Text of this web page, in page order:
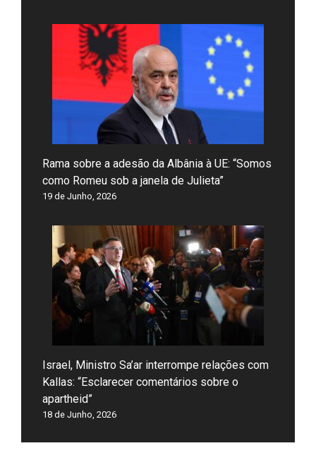
Rama sobre a adesão da Albânia à UE: “Somos
como Romeu sob a janela de Julieta”
19 de Junho, 2026
Israel, Ministro Sa’ar interrompe relações com
Kallas: “Esclarecer comentários sobre o
apartheid”
18 de Junho, 2026